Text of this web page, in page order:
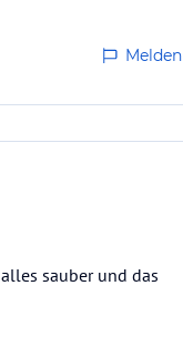
Melden
sauber und das